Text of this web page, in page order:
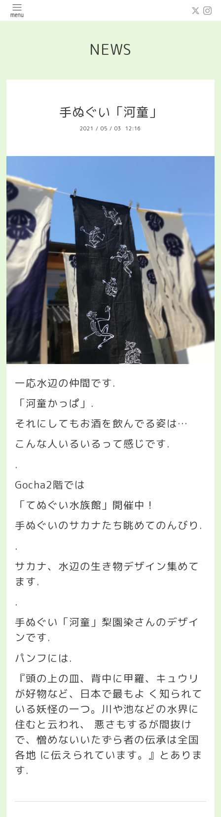
NEWS
手ぬぐい「河童」
2021 / 05 / 03 12:16
一応水辺の仲間です.
「河童かっぱ」 .
それにしてもお酒を飲んでる姿は…
こんな人いるいるって感じです.
.
Gocha2階では
「てぬぐい水族館」開催中！
手ぬぐいのサカナたち眺めてのんびり .
.
サカナ、水辺の生き物デザイン集めて
ます.
.
手ぬぐい「河童」梨園染さんのデザイ
ンです.
パンフには.
『頭の上の皿、背中に甲羅、キュウリ
が好物など、日本で最もよ く知られて
いる妖怪の一つ。川や池などの水界に
住むと云われ、
悪さもするが間抜け
で、憎めないいたずら者の伝承は全国
各地 に伝えられています。』とありま
す.